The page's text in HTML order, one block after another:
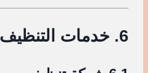
6. خدمات التنظيف الخاصة